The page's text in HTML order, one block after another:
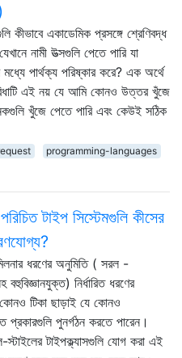
কীভাবে একাডেমিক প্রসঙ্গে শ্রেণিবদ্ধ
নামী উত্সগুলি পেতে পারি যা
মধ্যে পার্থক্য পরিষ্কার করে? এক অর্থে
এই নয় যে আমি কোনও উত্তর খুঁজে
খুঁজে পেতে পারি এবং কেউই সঠিক
programming-languages
টাইপ সিস্টেমগুলি কীসের
ধরণের অনুমিতি ( সরল -
নির্ধারিত ধরণের
টিকা ছাড়াই যে কোনও
প্রকারগুলি পুনর্গঠন করতে পারেন।
টাইপক্ল্যাসগুলি যোগ করা এই